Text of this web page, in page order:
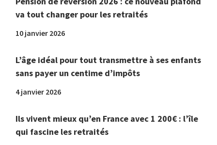
va tout changer pour les retraités
10 janvier 2026
L’âge idéal pour tout transmettre à ses enfants
sans payer un centime d’impôts
4 janvier 2026
Ils vivent mieux qu’en France avec 1 200€ : l’île
qui fascine les retraités